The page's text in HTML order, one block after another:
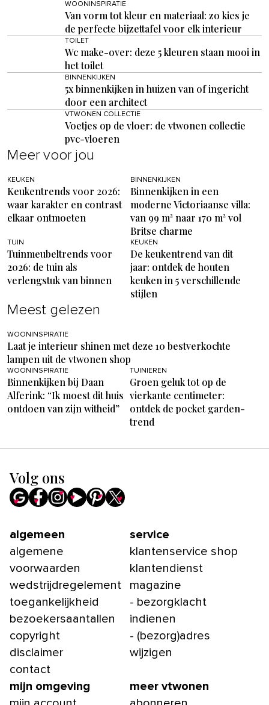
WOONINSPIRATIE
Van vorm tot kleur en materiaal: zo kies je
de perfecte bijzettafel voor elk interieur
TOILET
Wc make-over: deze 5 kleuren staan mooi in
het toilet
BINNENKIJKEN
5x binnenkijken in huizen van of ingericht
door een architect
VTWONEN COLLECTIE
Voetjes op de vloer: de vtwonen collectie
pvc-vloeren
Meer voor jou
KEUKEN
Keukentrends voor 2026:
waar karakter en contrast
elkaar ontmoeten
BINNENKIJKEN
Binnenkijken in een
moderne Victoriaanse villa:
van 99 m² naar 170 m² vol
Britse charme
TUIN
Tuinmeubeltrends voor
2026: de tuin als
verlengstuk van binnen
KEUKEN
De keukentrend van dit
jaar: ontdek de houten
keuken in 5 verschillende
stijlen
Meest gelezen
WOONINSPIRATIE
Laat je interieur shinen met deze 10 bestverkochte
lampen uit de vtwonen shop
WOONINSPIRATIE
Binnenkijken bij Daan
Alferink: “Ik moest dit huis
ontdoen van zijn witheid”
TUINIEREN
Groen geluk tot op de
vierkante centimeter:
ontdek de pocket garden-
trend
Volg ons
algemeen
algemene
voorwaarden
wedstrijdregelement
toegankelijkheid
bezoekersaantallen
copyright
disclaimer
contact
service
klantenservice shop
klantendienst
magazine
- bezorgklacht
indienen
- (bezorg)adres
wijzigen
mijn omgeving
meer vtwonen